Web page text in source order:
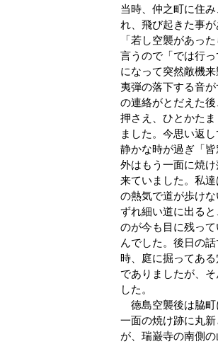
当時、仲之町に住
れ、飛び起きた事
「若し空襲があっ
言うので「では行
になって突然敵機
夷弾の落下する音
の連絡がとだえた
押さえ、ひとかた
ました。今思い返
静かな時が過ぎ「
外はもう一面に焼
来ていました。私
の熱気で道が歩け
ずれ細い道に出る
のが今も目に残っ
んでした。後日の
時、庭に掘ってあ
でありましたが、
した。
徳島空襲後は脇町
一面の焼け跡に丸
が、瑞巌寺の南側